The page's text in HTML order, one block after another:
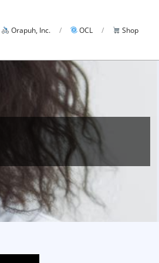
Orapuh, Inc. OCL Shop